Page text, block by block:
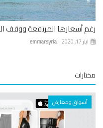
أسعارها المرتفعة ووقف
emmarsyria
أسواق ومعارض